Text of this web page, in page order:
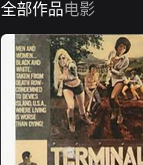
全部作品电影